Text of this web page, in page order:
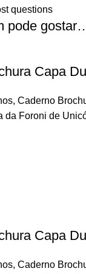
questions
pode
Capa
, Caderno
da Foroni de
Capa
, Caderno